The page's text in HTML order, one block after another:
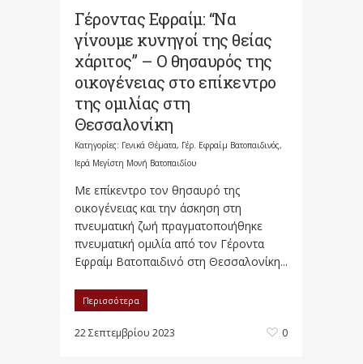
Γέροντας Εφραίμ: “Να
γίνουμε κυνηγοί της θείας
χάριτος” – Ο θησαυρός της
οικογένειας στο επίκεντρο
της ομιλίας στη
Θεσσαλονίκη
Κατηγορίες: Γενικά Θέματα, Γέρ. Εφραίμ Βατοπαιδινός,
Ιερά Μεγίστη Μονή Βατοπαιδίου
Με επίκεντρο τον θησαυρό της
οικογένειας και την άσκηση στη
πνευματική ζωή πραγματοποιήθηκε
πνευματική ομιλία από τον Γέροντα
Εφραίμ Βατοπαιδινό στη Θεσσαλονίκη...
Περισσότερα
22 Σεπτεμβρίου 2023 0